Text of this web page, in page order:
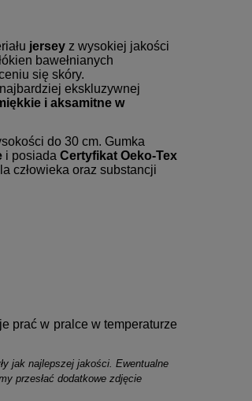
jersey z wysokiej jakości
bawełnianych
się skóry.
ekskluzywnej
i aksamitne w
do 30 cm. Gumka
i posiada Certyfikat Oeko-Tex
człowieka oraz substancji
prać w pralce w temperaturze
jak najlepszej jakości. Ewentualne
przesłać dodatkowe zdjęcie